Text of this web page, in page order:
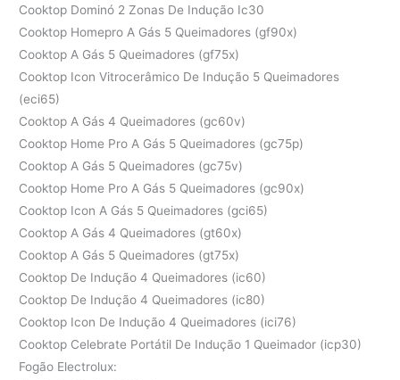
Cooktop Dominó 2 Zonas De Indução Ic30
Cooktop Homepro A Gás 5 Queimadores (gf90x)
Cooktop A Gás 5 Queimadores (gf75x)
Cooktop Icon Vitrocerâmico De Indução 5 Queimadores
(eci65)
Cooktop A Gás 4 Queimadores (gc60v)
Cooktop Home Pro A Gás 5 Queimadores (gc75p)
Cooktop A Gás 5 Queimadores (gc75v)
Cooktop Home Pro A Gás 5 Queimadores (gc90x)
Cooktop Icon A Gás 5 Queimadores (gci65)
Cooktop A Gás 4 Queimadores (gt60x)
Cooktop A Gás 5 Queimadores (gt75x)
Cooktop De Indução 4 Queimadores (ic60)
Cooktop De Indução 4 Queimadores (ic80)
Cooktop Icon De Indução 4 Queimadores (ici76)
Cooktop Celebrate Portátil De Indução 1 Queimador (icp30)
Fogão Electrolux: